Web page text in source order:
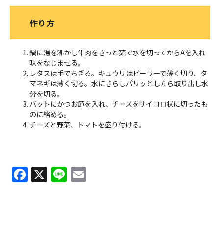
作り方
鍋に湯を沸かし牛肉をさっと茹で水を切ってからAを入れ
味をなじませる。
レタスは手でちぎる。キュウリはピーラーで薄く切り、タ
マネギは薄く切る。水にさらしパリッとしたら取り出し水
分を切る。
バットにかつお節を入れ、チーズをサイコロ状に切ったも
のに絡める。
チーズと野菜、トマトを盛り付ける。
F
a
X Li
n